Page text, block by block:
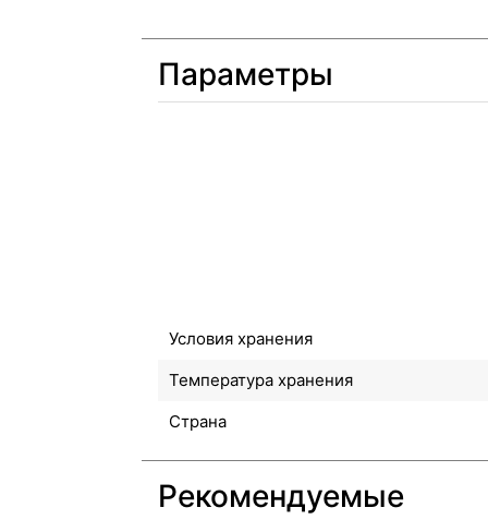
Параметры
Условия хранения
Температура хранения
Страна
Рекомендуемые